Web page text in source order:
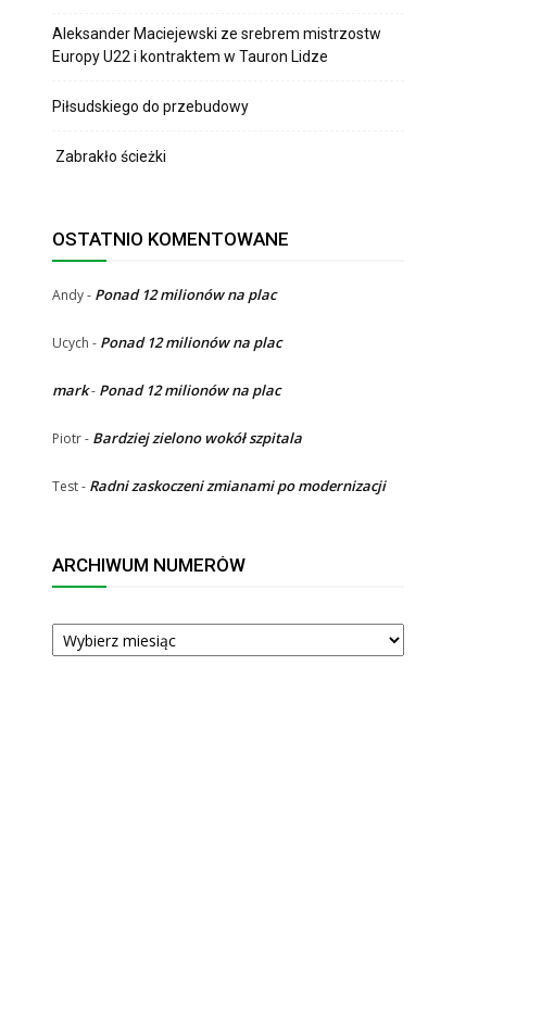
Aleksander Maciejewski ze srebrem mistrzostw
Europy U22 i kontraktem w Tauron Lidze
Piłsudskiego do przebudowy
Zabrakło ścieżki
OSTATNIO KOMENTOWANE
Andy- Ponad 12 milionów na plac
Ucych - Ponad 12 milionów na plac
mark- Ponad 12 milionów na plac
Piotr- Bardziej zielono wokół szpitala
Test- Radni zaskoczeni zmianami po modernizacji
ARCHIWUM NUMERÓW
ARCHIWUM
NUMERÓW